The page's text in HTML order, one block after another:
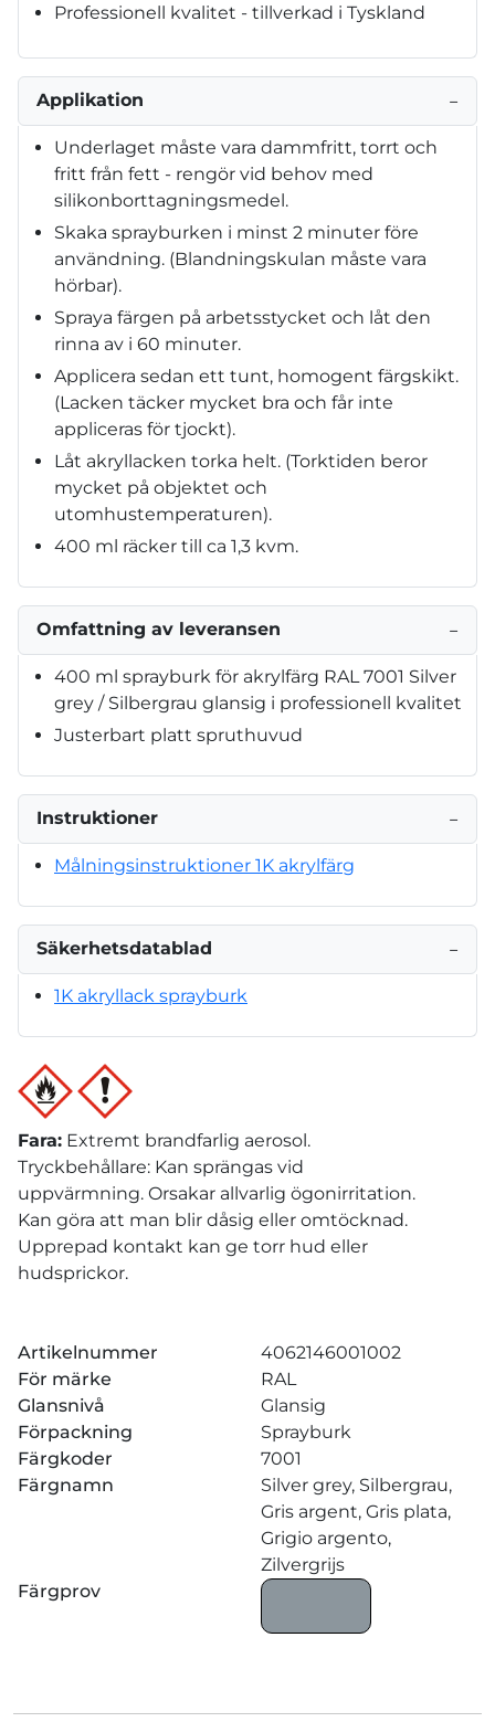
Professionell kvalitet - tillverkad i Tyskland
Applikation −
Underlaget måste vara dammfritt, torrt och
fritt från fett - rengör vid behov med
silikonborttagningsmedel.
Skaka sprayburken i minst 2 minuter före
användning. (Blandningskulan måste vara
hörbar).
Spraya färgen på arbetsstycket och låt den
rinna av i 60 minuter.
Applicera sedan ett tunt, homogent färgskikt.
(Lacken täcker mycket bra och får inte
appliceras för tjockt).
Låt akryllacken torka helt. (Torktiden beror
mycket på objektet och
utomhustemperaturen).
400 ml räcker till ca 1,3 kvm.
Omfattning av leveransen −
400 ml sprayburk för akrylfärg RAL 7001 Silver
grey / Silbergrau glansig i professionell kvalitet
Justerbart platt spruthuvud
Instruktioner −
Målningsinstruktioner 1K akrylfärg
Säkerhetsdatablad −
1K akryllack sprayburk
Fara: Extremt brandfarlig aerosol.
Tryckbehållare: Kan sprängas vid
uppvärmning. Orsakar allvarlig ögonirritation.
Kan göra att man blir dåsig eller omtöcknad.
Upprepad kontakt kan ge torr hud eller
hudsprickor.
Artikelnummer
4062146001002
För märke
RAL
Glansnivå
Glansig
Förpackning
Sprayburk
Färgkoder
7001
Färgnamn
Silver grey, Silbergrau,
Gris argent, Gris plata,
Grigio argento,
Zilvergrijs
Färgprov